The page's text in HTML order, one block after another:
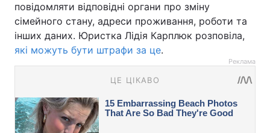
повідомляти відповідні органи про зміну
сімейного стану, адреси проживання, роботи та
інших даних. Юристка Лідія Карплюк розповіла,
які можуть бути штрафи за це.
Реклама